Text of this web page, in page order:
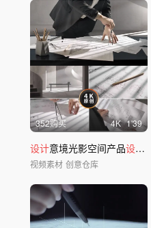
352购买 4K 1'39
设计意境光影空间产品设计
视频素材 创意仓库